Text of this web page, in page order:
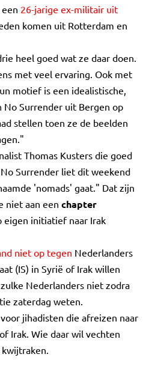
26-jarige ex-militair uit
komen uit Rotterdam en
heel goed wat ze daar doen.
met veel ervaring. Ook met
motief is een idealistische,
Surrender uit Bergen op
stellen toen ze de beelden
Thomas Kusters die goed
Surrender liet dit weekend
'nomads' gaat." Dat zijn
niet aan een chapter
eigen initiatief naar Irak
niet op tegen Nederlanders
(IS) in Syrië of Irak willen
Nederlanders niet zodra
zaterdag weten.
jihadisten die afreizen naar
Irak. Wie daar wil vechten